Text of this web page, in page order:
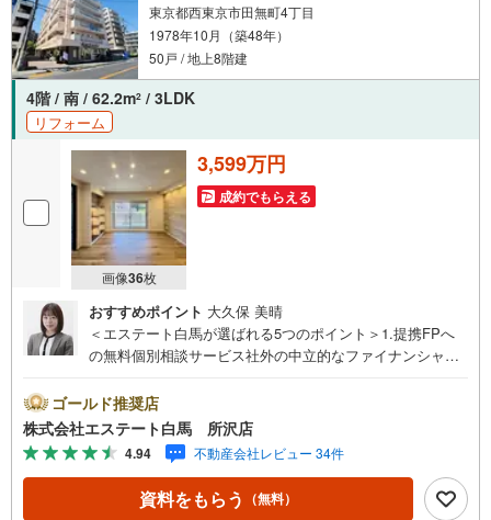
東京都西東京市田無町4丁目
1978年10月（築48年）
50戸 / 地上8階建
4階 / 南 / 62.2m2 / 3LDK
リフォーム
画像36枚
3,599万円
成約でもらえる
おすすめポイント 大久保 美晴
＜エステート白馬が選ばれる5つのポイント＞1.提携FPへ
の無料個別相談サービス社外の中立的なファイナンシャル
や学費等も含めてシミュレーションをご提案できます2.物
件情報が豊富所沢市を中心にたくさんの情報をご用意して
おります。インターネット広告前の物件も多数取り揃えて
おります。お客様のご希望エリアをお申し付けください。
3.自社グループでリフォーム、新築請負所沢店の3階はリフ
ォーム、注文建築部門の相談スペースです。一級建築士を
ゴールド推奨店
株式会社エステート白馬 所沢店
4.94 不動産会社レビュー 34件
資料をもらう （無料）